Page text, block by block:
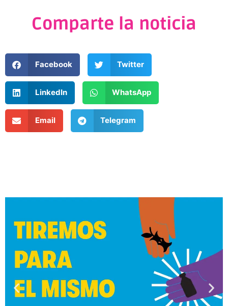
Comparte la noticia
Facebook Twitter
LinkedIn WhatsApp
Email Telegram